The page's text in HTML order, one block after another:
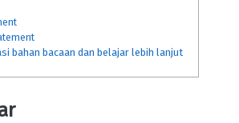
bahan bacaan dan belajar lebih lanjut